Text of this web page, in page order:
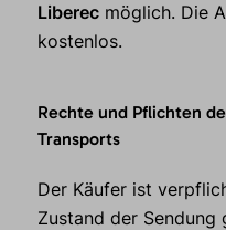
Liberec möglich. Die
kostenlos.
Rechte und Pflichten
Transports
Der Käufer ist
Zustand der Sendung